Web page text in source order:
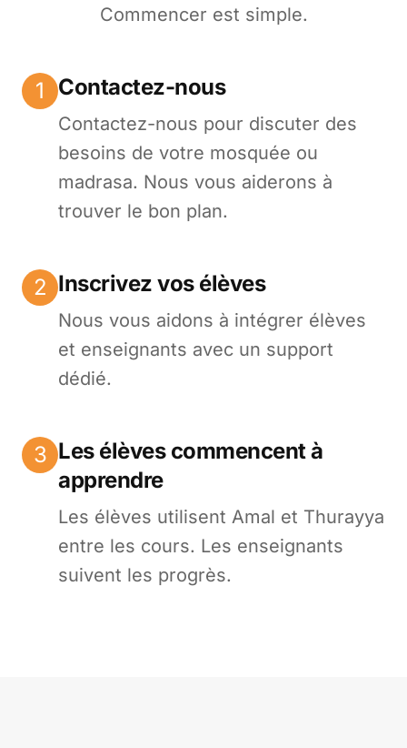
Commencer est simple.
1 Contactez-nous
Contactez-nous pour discuter des
besoins de votre mosquée ou
madrasa. Nous vous aiderons à
trouver le bon plan.
2 Inscrivez vos élèves
Nous vous aidons à intégrer élèves
et enseignants avec un support
dédié.
3 Les élèves commencent à
apprendre
Les élèves utilisent Amal et Thurayya
entre les cours. Les enseignants
suivent les progrès.